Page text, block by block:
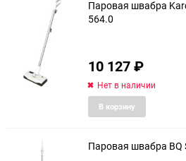
Паровая швабра
564.0
10 127₽
Нет в наличии
В корзину
Паровая швабра